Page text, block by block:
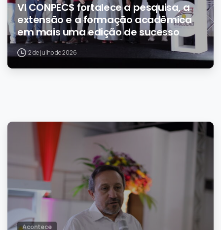
VI CONPECS fortalece a pesquisa, a
extensão e a formação acadêmica
em mais uma edição de sucesso
2 de julho de 2026
Acontece